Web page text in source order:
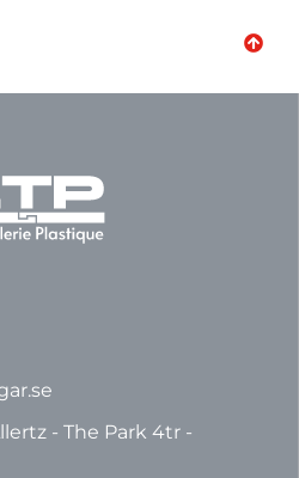
- The Park 4tr -